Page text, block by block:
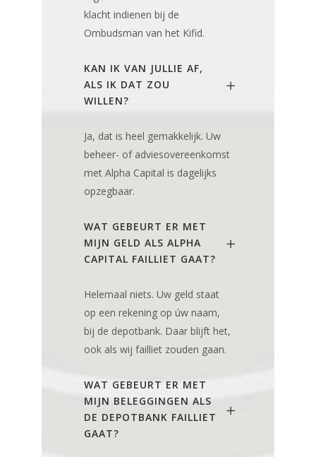
klacht indienen bij de
Ombudsman van het Kifid.
KAN IK VAN JULLIE AF,
ALS IK DAT ZOU
WILLEN?
Ja, dat is heel gemakkelijk. Uw
beheer- of adviesovereenkomst
met Alpha Capital is dagelijks
opzegbaar.
WAT GEBEURT ER MET
MIJN GELD ALS ALPHA
CAPITAL FAILLIET GAAT?
Helemaal niets. Uw geld staat
op een rekening op úw naam,
bij de depotbank. Daar blijft het,
ook als wij failliet zouden gaan.
WAT GEBEURT ER MET
MIJN BELEGGINGEN ALS
DE DEPOTBANK FAILLIET
GAAT?